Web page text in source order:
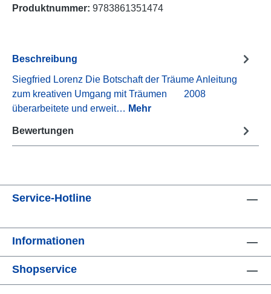
Produktnummer: 9783861351474
Beschreibung
Siegfried Lorenz Die Botschaft der Träume Anleitung
zum kreativen Umgang mit Träumen 2008
überarbeitete und erweit… Mehr
Bewertungen
Service-Hotline
Informationen
Shopservice